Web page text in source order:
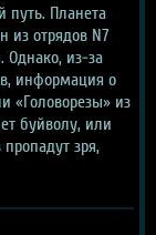
путь. Планета
из отрядов N7
Однако, из-за
информация о
«Головорезы» из
буйволу, или
зря,